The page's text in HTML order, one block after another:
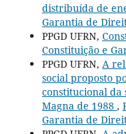
distribuída de
Garantia de
PPGD UFRN,
Constituição e
PPGD UFRN, A
social proposto
constitucional da
Magna de 1988 ,
Garantia de